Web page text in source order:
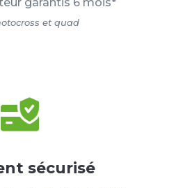
garantis 6 mois*
et quad
sécurisé